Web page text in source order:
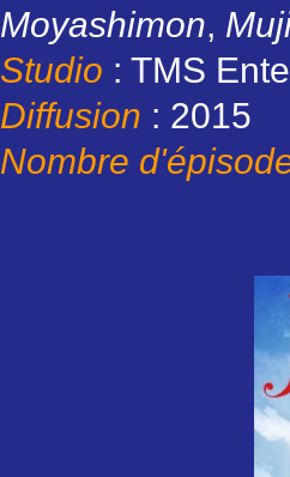
Moyashimon,
Studio : TMS
Diffusion : 2015
Nombre